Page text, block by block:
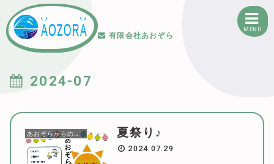
有限会社あおぞら
2024-07
あおぞらからのお知らせ 夏祭り♪
2024.07.29
MENU